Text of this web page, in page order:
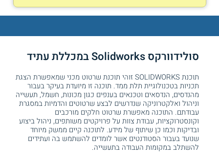
סולידוורקס Solidworks במכללת עתיד
תוכנת SOLIDWORKS זוהי תוכנת שרטוט מכני שמאפשרת הצגת
תכניות בטכנולוגיית תלת ממד. תוכנה זו מיועדת בעיקר בעבור
מהנדסים, הנדסאים וטכנאים בענפים כגון מכונות, חשמל, תעשייה
וניהול ואלקטרוניקה שנדרשים לבצע שרטוטים והדמיות במסגרת
עבודתם. התוכנה מאפשרת שרטוט חלקים מורכבים
וקונסטרוקציות, עבודת צוות על פרויקטים משותפים, ניהול ביצוע
ובדיקות וכמו כן שיתוף של מידע. לתוכנה קיים ממשק מיוחד
שנועד בעבור הסטודנטים אשר לומדים להשתמש בה ועתידים
להשתלב במקומות העבודה בתעשייה.